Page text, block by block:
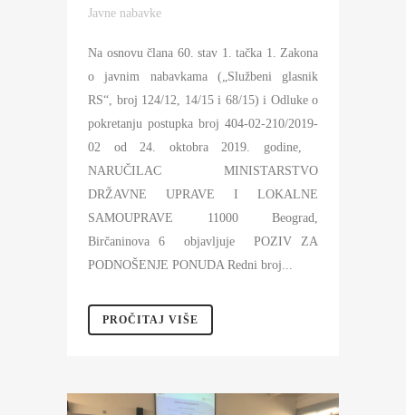
Javne nabavke
Na osnovu člana 60. stav 1. tačka 1. Zakona
o javnim nabavkama („Službeni glasnik
RS“, broj 124/12, 14/15 i 68/15) i Odluke o
pokretanju postupka broj 404-02-210/2019-
02 od 24. oktobra 2019. godine,
NARUČILAC MINISTARSTVO
DRŽAVNE UPRAVE I LOKALNE
SAMOUPRAVE 11000 Beograd,
Birčaninova 6 objavljuje POZIV ZA
PODNOŠENJE PONUDA Redni broj...
PROČITAJ VIŠE